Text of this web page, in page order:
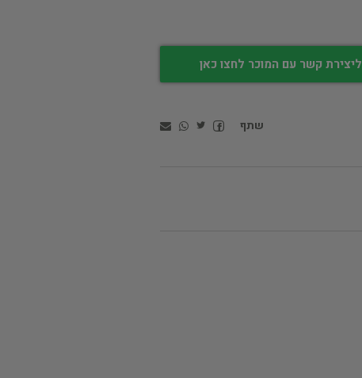
ליצירת קשר עם המוכר לחצו כאן
שתף